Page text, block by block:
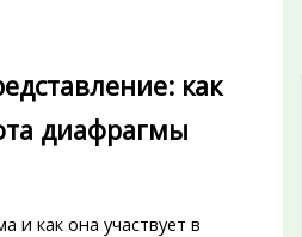
как
диафрагмы